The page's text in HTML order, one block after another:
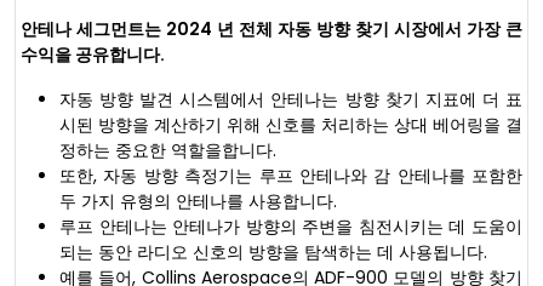
안테나 세그먼트는 2024 년 전체 자동 방향 찾기 시장에서 가장 큰
수익을 공유합니다.
자동 방향 발견 시스템에서 안테나는 방향 찾기 지표에 더 표
시된 방향을 계산하기 위해 신호를 처리하는 상대 베어링을 결
정하는 중요한 역할을합니다.
또한, 자동 방향 측정기는 루프 안테나와 감 안테나를 포함한
두 가지 유형의 안테나를 사용합니다.
루프 안테나는 안테나가 방향의 주변을 침전시키는 데 도움이
되는 동안 라디오 신호의 방향을 탐색하는 데 사용됩니다.
예를 들어, Collins Aerospace의 ADF-900 모델의 방향 찾기